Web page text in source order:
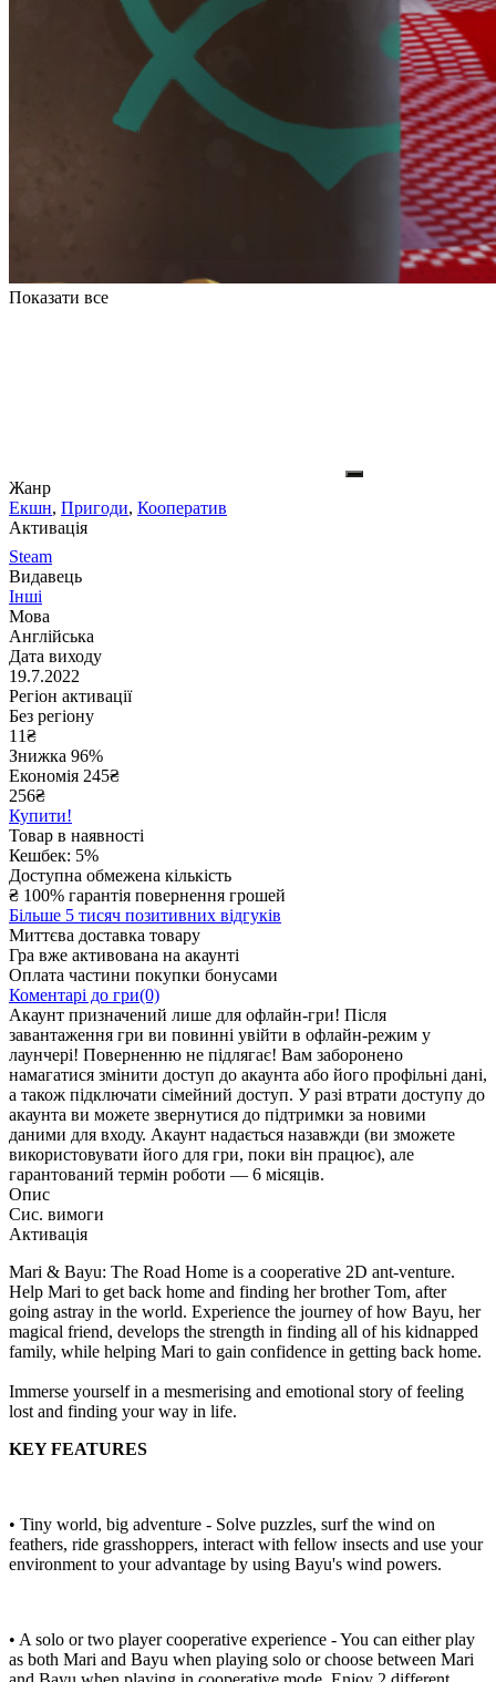
Показати все
Жанр
Екшн, Пригоди, Кооператив
Активація
Steam
Видавець
Інші
Мова
Англійська
Дата виходу
19.7.2022
Регіон активації
Без регіону
11₴
Знижка 96%
Економія 245₴
256₴
Купити!
Товар в наявності
Кешбек: 5%
Доступна обмежена кількість
₴ 100% гарантія повернення грошей
Більше 5 тисяч позитивних відгуків
Миттєва доставка товару
Гра вже активована на акаунті
Оплата частини покупки бонусами
Коментарі до гри(0)
Акаунт призначений лише для офлайн-гри! Після
завантаження гри ви повинні увійти в офлайн-режим у
лаунчері! Поверненню не підлягає! Вам заборонено
намагатися змінити доступ до акаунта або його профільні дані,
а також підключати сімейний доступ. У разі втрати доступу до
акаунта ви можете звернутися до підтримки за новими
даними для входу. Акаунт надається назавжди (ви зможете
використовувати його для гри, поки він працює), але
гарантований термін роботи — 6 місяців.
Опис
Сис. вимоги
Активація
Mari & Bayu: The Road Home is a cooperative 2D ant-venture.
Help Mari to get back home and finding her brother Tom, after
going astray in the world. Experience the journey of how Bayu, her
magical friend, develops the strength in finding all of his kidnapped
family, while helping Mari to gain confidence in getting back home.
Immerse yourself in a mesmerising and emotional story of feeling
lost and finding your way in life.
KEY FEATURES
• Tiny world, big adventure - Solve puzzles, surf the wind on
feathers, ride grasshoppers, interact with fellow insects and use your
environment to your advantage by using Bayu's wind powers.
• A solo or two player cooperative experience - You can either play
as both Mari and Bayu when playing solo or choose between Mari